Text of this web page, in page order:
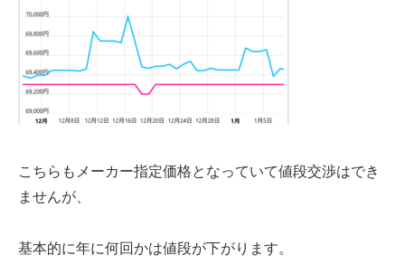
こちらも メーカー指定価格となっていて値段交渉はでき
ませんが、
基本的に年に何回かは値段が下がります。